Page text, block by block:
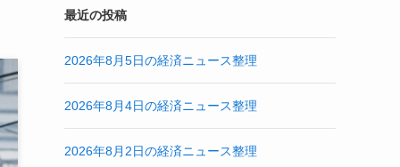
最近の投稿
2026年8月5日の経済ニュース整理
2026年8月4日の経済ニュース整理
2026年8月2日の経済ニュース整理